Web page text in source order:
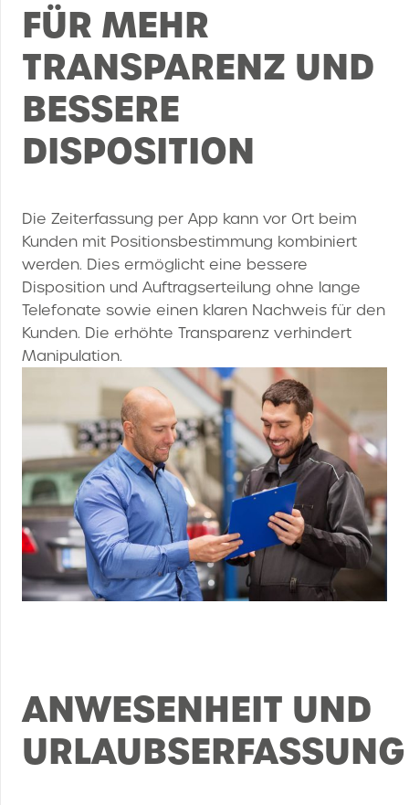
FÜR MEHR
TRANSPARENZ UND
BESSERE
DISPOSITION
Die Zeiterfassung per App kann vor Ort beim
Kunden mit Positionsbestimmung kombiniert
werden. Dies ermöglicht eine bessere
Disposition und Auftragserteilung ohne lange
Telefonate sowie einen klaren Nachweis für den
Kunden. Die erhöhte Transparenz verhindert
Manipulation.
ANWESENHEIT UND
URLAUBSERFASSUNG